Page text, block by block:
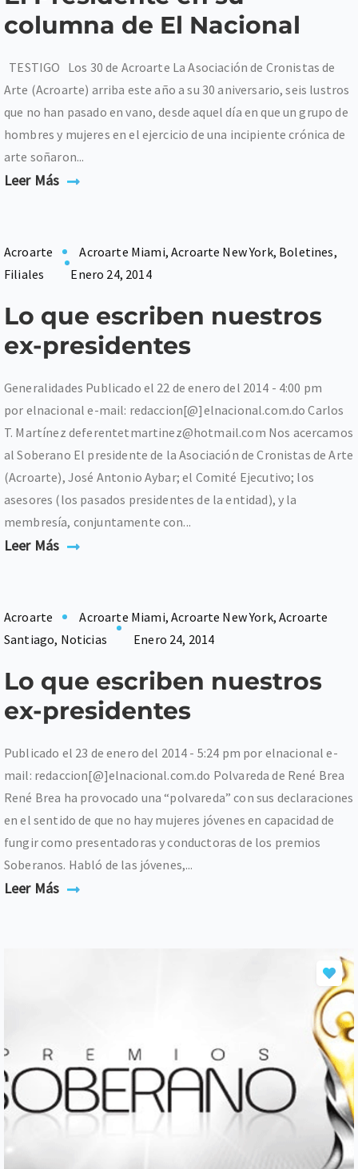
columna de El Nacional
TESTIGO Los 30 de Acroarte La Asociación de Cronistas de
Arte (Acroarte) arriba este año a su 30 aniversario, seis lustros
que no han pasado en vano, desde aquel día en que un grupo de
hombres y mujeres en el ejercicio de una incipiente crónica de
arte soñaron...
Leer Más
Acroarte Acroarte Miami,Acroarte New York, Boletines,
Filiales
Enero 24, 2014
Lo que escriben nuestros
ex-presidentes
Generalidades Publicado el 22 de enero del 2014 - 4:00 pm
por elnacional e-mail: redaccion[@]elnacional.com.do Carlos
T. Martínez deferentetmartinez@hotmail.com Nos acercamos
al Soberano El presidente de la Asociación de Cronistas de Arte
(Acroarte), José Antonio Aybar; el Comité Ejecutivo; los
asesores (los pasados presidentes de la entidad), y la
membresía, conjuntamente con...
Leer Más
Acroarte Acroarte Miami,Acroarte New York,Acroarte
Santiago, Noticias Enero 24, 2014
Lo que escriben nuestros
ex-presidentes
Publicado el 23 de enero del 2014 - 5:24 pm por elnacional e-
mail: redaccion[@]elnacional.com.do Polvareda de René Brea
René Brea ha provocado una “polvareda” con sus declaraciones
en el sentido de que no hay mujeres jóvenes en capacidad de
fungir como presentadoras y conductoras de los premios
Soberanos. Habló de las jóvenes,...
Leer Más